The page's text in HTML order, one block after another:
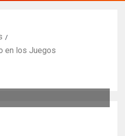
en los Juegos